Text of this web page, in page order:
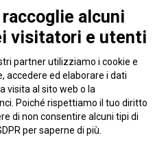
progress
2019
5 6 7 »
alcuni
visitatori e utenti
partner utilizziamo i cookie e
accedere ed elaborare i dati
visita al sito web o la
Poiché rispettiamo il tuo diritto
di non consentire alcuni tipi di
per saperne di più.